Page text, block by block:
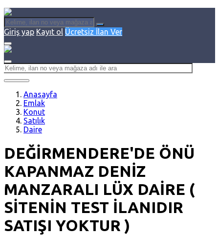
Giriş yap Kayıt ol Ücretsiz İlan Ver
Anasayfa
Emlak
Konut
Satılık
Daire
DEĞİRMENDERE'DE ÖNÜ
KAPANMAZ DENİZ
MANZARALI LÜX DAİRE (
SİTENİN TEST İLANIDIR
SATIŞI YOKTUR )